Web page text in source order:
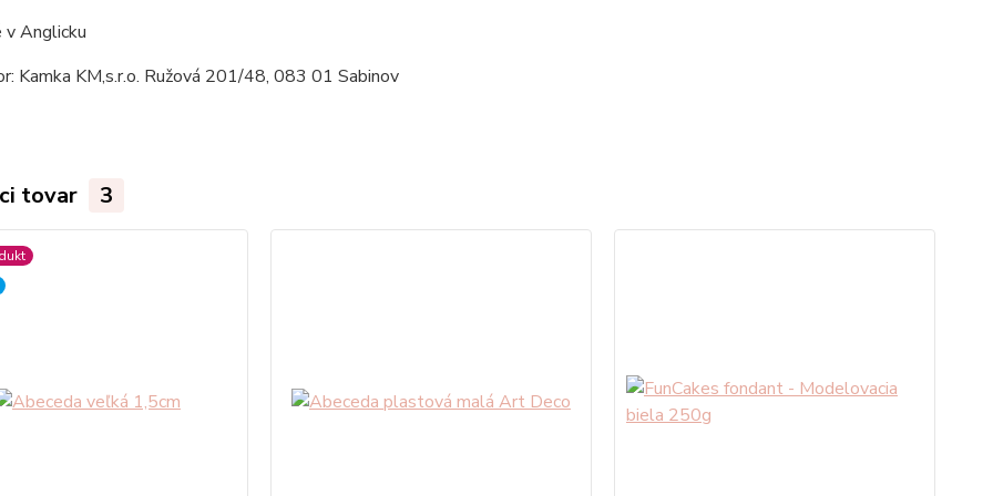
v Anglicku
Kamka KM,s.r.o. Ružová 201/48, 083 01 Sabinov
tovar 3